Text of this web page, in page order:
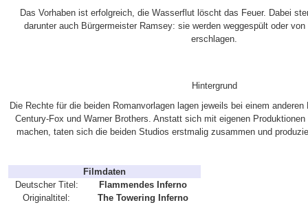
Das Vorhaben ist erfolgreich, die Wasserflut löscht das Feuer. Dabei
darunter auch Bürgermeister Ramsey: sie werden weggespült oder
erschlagen.
Hintergrund
Die Rechte für die beiden Romanvorlagen lagen jeweils bei einem
Century-Fox und Warner Brothers. Anstatt sich mit eigenen
machen, taten sich die beiden Studios erstmalig zusammen und
Filmdaten
Deutscher Titel:
Flammendes Inferno
Originaltitel:
The Towering Inferno